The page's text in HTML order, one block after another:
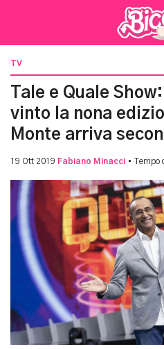
TV
Tale e Quale
vinto la nona
Monte arriva
19 Ott 2019 Fabiano Minacci • Tempo